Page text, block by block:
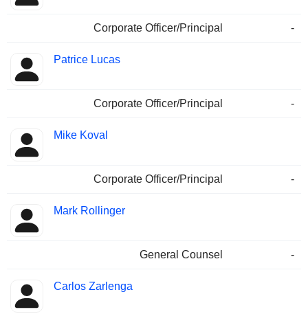
Corporate Officer/Principal -
Patrice Lucas
Corporate Officer/Principal -
Mike Koval
Corporate Officer/Principal -
Mark Rollinger
General Counsel -
Carlos Zarlenga